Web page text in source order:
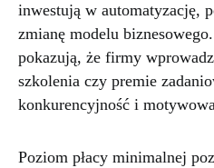
inwestują w automatyzację,
zmianę modelu
pokazują, że firmy
szkolenia czy premie
konkurencyjność i
Poziom płacy minimalnej